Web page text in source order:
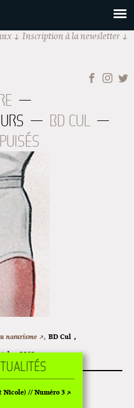
Inscription à la newsletter
BD CUL
naturisme ↗, BD Cul ,
2012
MICOL
Nicole) // Numéro 3